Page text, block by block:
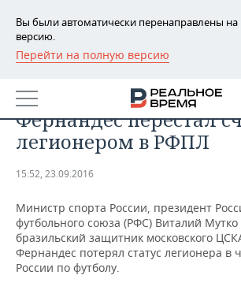
Вы были автоматически перенаправлены
версию.
Перейти на полную версию
РЕГИОНЫ
БАШКОРТОСТАН
ТАТАРСТАН
НОВОСТИ
АНАЛИТИКА
ДЕКЛАРАЦИИ О ДОХОДАХ
КОРОЛИ ГОСЗАКАЗА ПФО
ВУЗЫ ТАТАРСТАНА
НОВОСТИ ЭКОНОМИКИ
ФИНАНСЫ
БАНКИ
ПРОМЫШЛЕННОСТЬ
НОВОСТИ
ПРОМЫШЛЕННОСТИ
НЕДВИЖИМОСТЬ
НОВОСТИ НЕДВИЖИМОСТИ
АВТО
Бразильский
Фернандес перестал
легионером в РФПЛ
15:52, 23.09.2016
Министр спорта России, президент
футбольного союза (РФС) Виталий
бразильский защитник московского
Фернандес потерял статус легионера в
России по футболу.